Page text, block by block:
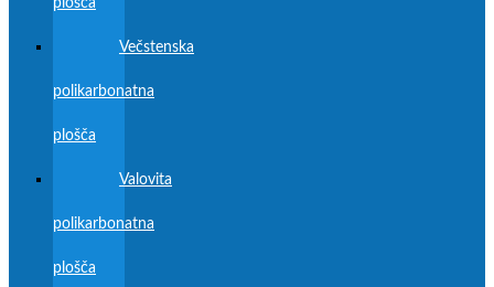
plošča
Večstenska
polikarbonatna
plošča
Valovita
polikarbonatna
plošča